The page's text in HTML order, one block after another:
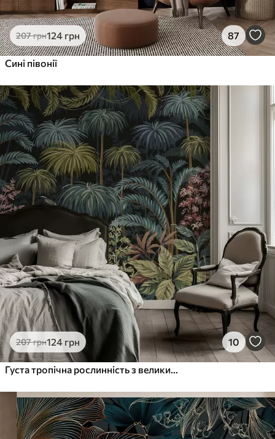
207грн124 грн 87
Сині півонії
207грн124 грн 10
Густа тропічна рослинність з великими листям